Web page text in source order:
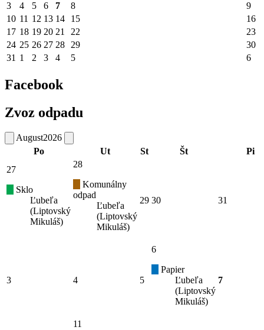
3 4 5 6 7 8
9
10 11 12 13 14 15
16
17 18 19 20 21 22
23
24 25 26 27 28 29
30
31 1 2 3 4 5 6
Facebook
Zvoz odpadu
August2026
Po
Ut St Št
Pi
27
Sklo
Ľubeľa
(Liptovský
Mikuláš)
28
Komunálny
odpad
Ľubeľa
(Liptovský
Mikuláš)
29 30 31
3 4 5
6
Papier
Ľubeľa
(Liptovský
Mikuláš)
7
11